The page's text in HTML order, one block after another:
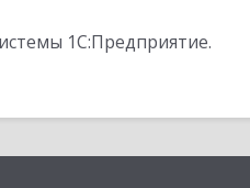
1С:Предприятие.